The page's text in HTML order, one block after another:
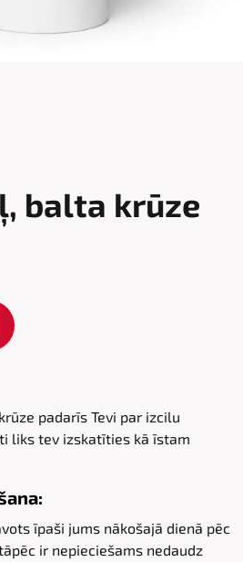
balta krūze
padarīs Tevi par izcilu
liks tev izskatīties kā īstam
īpaši jums nākošajā dienā pēc
ir nepieciešams nedaudz